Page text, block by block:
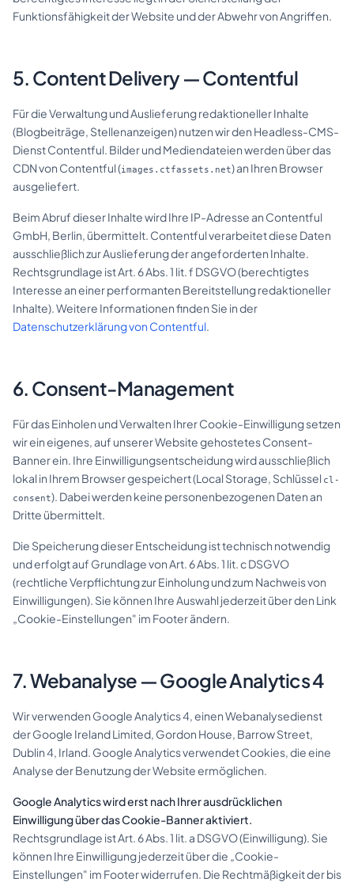
Funktionsfähigkeit der Website und der Abwehr von Angriffen.
5. Content Delivery — Contentful
Für die Verwaltung und Auslieferung redaktioneller Inhalte
(Blogbeiträge, Stellenanzeigen) nutzen wir den Headless-CMS-
Dienst Contentful. Bilder und Mediendateien werden über das
CDN von Contentful (images.ctfassets.net) an Ihren Browser
ausgeliefert.
Beim Abruf dieser Inhalte wird Ihre IP-Adresse an Contentful
GmbH, Berlin, übermittelt. Contentful verarbeitet diese Daten
ausschließlich zur Auslieferung der angeforderten Inhalte.
Rechtsgrundlage ist Art. 6 Abs. 1 lit. f DSGVO (berechtigtes
Interesse an einer performanten Bereitstellung redaktioneller
Inhalte). Weitere Informationen finden Sie in der
Datenschutzerklärung von Contentful.
6. Consent-Management
Für das Einholen und Verwalten Ihrer Cookie-Einwilligung setzen
wir ein eigenes, auf unserer Website gehostetes Consent-
Banner ein. Ihre Einwilligungsentscheidung wird ausschließlich
lokal in Ihrem Browser gespeichert (Local Storage, Schlüssel cl-
consent). Dabei werden keine personenbezogenen Daten an
Dritte übermittelt.
Die Speicherung dieser Entscheidung ist technisch notwendig
und erfolgt auf Grundlage von Art. 6 Abs. 1 lit. c DSGVO
(rechtliche Verpflichtung zur Einholung und zum Nachweis von
Einwilligungen). Sie können Ihre Auswahl jederzeit über den Link
„Cookie-Einstellungen" im Footer ändern.
7. Webanalyse — Google Analytics 4
Wir verwenden Google Analytics 4, einen Webanalysedienst
der Google Ireland Limited, Gordon House, Barrow Street,
Dublin 4, Irland. Google Analytics verwendet Cookies, die eine
Analyse der Benutzung der Website ermöglichen.
Google Analytics wird erst nach Ihrer ausdrücklichen
Einwilligung über das Cookie-Banner aktiviert.
Rechtsgrundlage ist Art. 6 Abs. 1 lit. a DSGVO (Einwilligung). Sie
können Ihre Einwilligung jederzeit über die „Cookie-
Einstellungen" im Footer widerrufen. Die Rechtmäßigkeit der bis